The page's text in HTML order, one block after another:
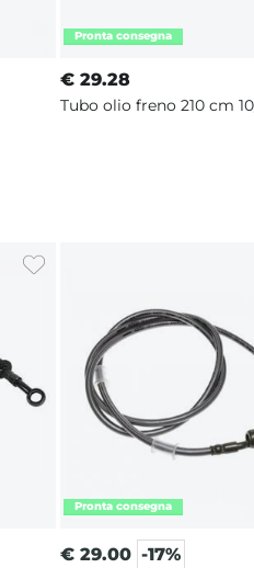
€ 29.28
Tubo olio freno 210 cm
€ 29.00 -17%